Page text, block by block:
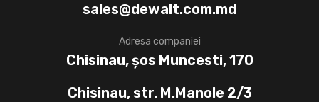
sales@dewalt.com.md
Adresa companiei
Chisinau, șos Muncesti, 170
Chisinau, str. M.Manole 2/3